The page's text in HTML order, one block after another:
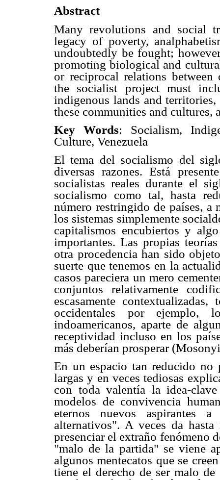
Abstract
Many revolutions and social
legacy of poverty,
undoubtedly be fought;
promoting biological and
or reciprocal relations
the socialist project must
indigenous lands and
these communities and
Key Words: Socialism,
Culture, Venezuela
El tema del socialismo del
diversas razones. Está
socialistas reales durante el
socialismo como tal, hasta
número restringido de países,
los sistemas simplemente
capitalismos encubiertos y
importantes. Las propias
otra procedencia han sido
suerte que tenemos en la
casos pareciera un mero
conjuntos relativamente
escasamente
occidentales por ejemplo,
indoamericanos, aparte de
receptividad incluso en los
más deberían prosperar
En un espacio tan reducido no
largas y en veces tediosas
con toda valentía la idea-
modelos de convivencia
eternos nuevos aspirantes
alternativos". A veces da hasta
presenciar el extraño fenómeno
"malo de la partida" se viene
algunos mentecatos que se
tiene el derecho de ser malo